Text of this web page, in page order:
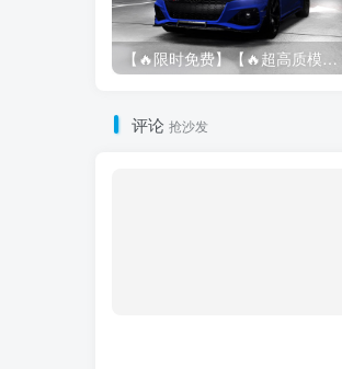
【🔥限时免费】【🔥超高质模组】2022 奥迪 A4/S4/RS4 Avant 2.61
评论 抢沙发